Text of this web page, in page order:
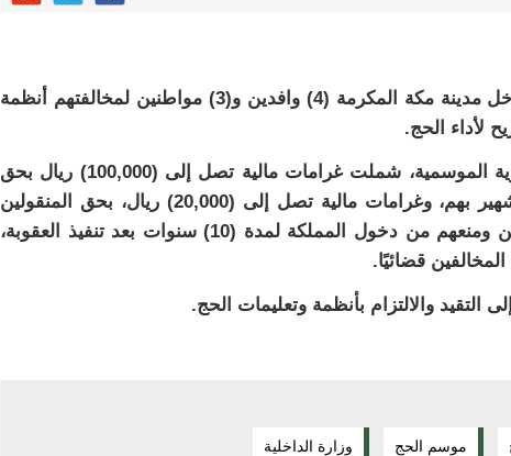
أعلنت وزارة الداخلية ضبط قوات أمن الحج بمداخل مدينة مكة المكرمة (4) وافدين و(3) مواطنين لمخالفتهم أنظمة
وأصدرت الوزارة قرارات إدارية عبر اللجان الإدارية الموسمية، شملت غرامات مالية تصل إلى (100,000) ريال بحق
الناقلين ومن له علاقة بمخالفتهم، والسجن، والتشهير بهم، وغرامات مالية تصل إلى (20,000) ريال، بحق المنقولين
لمحاولتهم أداء الحج دون تصريح، وترحيل الوافدين ومنعهم من دخول المملكة لمدة (10) سنوات بعد تنفيذ العقوبة،
قضائيًا.
التقيد والالتزام بأنظمة وتعليمات الحج.
موسم الحج وزارة الداخلية